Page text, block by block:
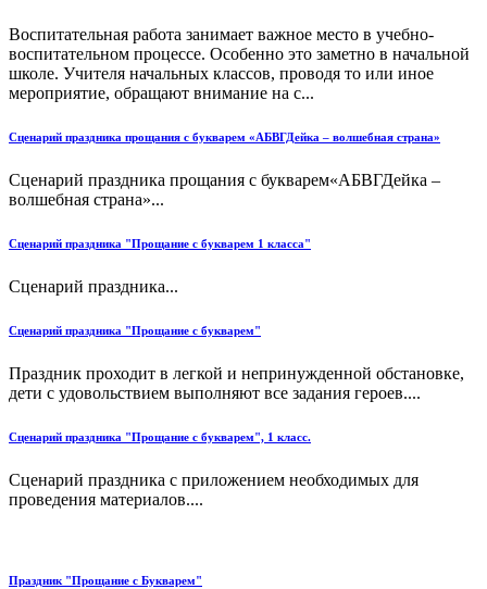
Воспитательная работа занимает важное место в учебно-
воспитательном процессе. Особенно это заметно в начальной
школе. Учителя начальных классов, проводя то или иное
мероприятие, обращают внимание на с...
Сценарий праздника прощания с букварем «АБВГДейка – волшебная страна»
Сценарий праздника прощания с букварем«АБВГДейка –
волшебная страна»...
Сценарий праздника "Прощание с букварем 1 класса"
Сценарий праздника...
Сценарий праздника "Прощание с букварем"
Праздник проходит в легкой и непринужденной обстановке,
дети с удовольствием выполняют все задания героев....
Сценарий праздника "Прощание с букварем", 1 класс.
Сценарий праздника с приложением необходимых для
проведения материалов....
Праздник "Прощание с Букварем"